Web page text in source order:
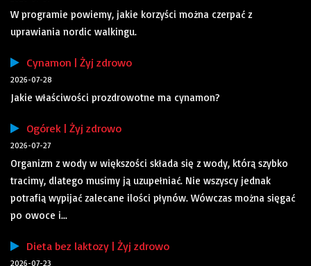
W programie powiemy, jakie korzyści można czerpać z
uprawiania nordic walkingu.
Cynamon | Żyj zdrowo
2026-07-28
Jakie właściwości prozdrowotne ma cynamon?
Ogórek | Żyj zdrowo
2026-07-27
Organizm z wody w większości składa się z wody, którą szybko
tracimy, dlatego musimy ją uzupełniać. Nie wszyscy jednak
potrafią wypijać zalecane ilości płynów. Wówczas można sięgać
po owoce i...
Dieta bez laktozy | Żyj zdrowo
2026-07-23